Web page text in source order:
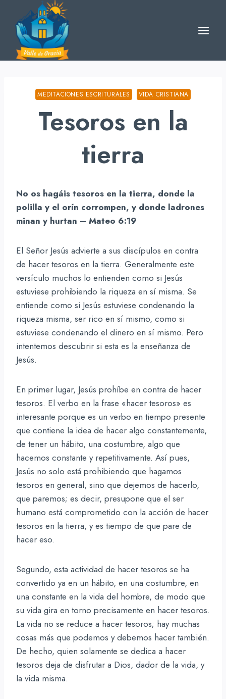
content
MEDITACIONES ESCRITURALES VIDA CRISTIANA
Tesoros en la
tierra
No os hagáis tesoros en la tierra, donde la
polilla y el orín corrompen, y donde ladrones
minan y hurtan – Mateo 6:19
El Señor Jesús advierte a sus discípulos en contra
de hacer tesoros en la tierra. Generalmente este
versículo muchos lo entienden como si Jesús
estuviese prohibiendo la riqueza en sí misma. Se
entiende como si Jesús estuviese condenando la
riqueza misma, ser rico en sí mismo, como si
estuviese condenando el dinero en sí mismo. Pero
intentemos descubrir si esta es la enseñanza de
Jesús.
En primer lugar, Jesús prohíbe en contra de hacer
tesoros. El verbo en la frase «hacer tesoros» es
interesante porque es un verbo en tiempo presente
que contiene la idea de hacer algo constantemente,
de tener un hábito, una costumbre, algo que
hacemos constante y repetitivamente. Así pues,
Jesús no solo está prohibiendo que hagamos
tesoros en general, sino que dejemos de hacerlo,
que paremos; es decir, presupone que el ser
humano está comprometido con la acción de hacer
tesoros en la tierra, y es tiempo de que pare de
hacer eso.
Segundo, esta actividad de hacer tesoros se ha
convertido ya en un hábito, en una costumbre, en
una constante en la vida del hombre, de modo que
su vida gira en torno precisamente en hacer tesoros.
La vida no se reduce a hacer tesoros; hay muchas
cosas más que podemos y debemos hacer también.
De hecho, quien solamente se dedica a hacer
tesoros deja de disfrutar a Dios, dador de la vida, y
la vida misma.